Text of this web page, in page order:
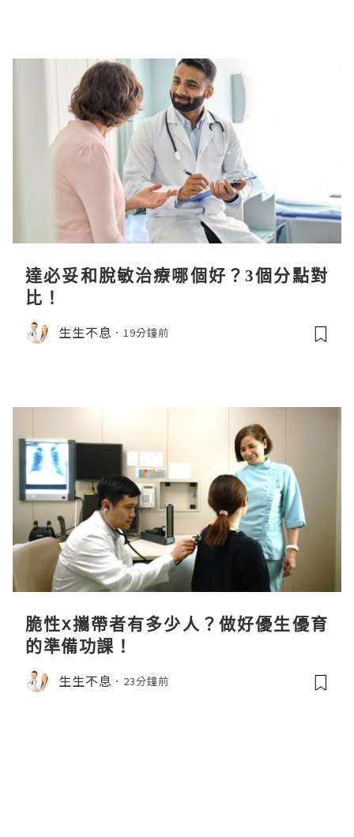
達必妥和脫敏治療哪個好？3個分點對
比！
生生不息 19分鐘前
脆性x攜帶者有多少人？做好優生優育
的準備功課！
生生不息 23分鐘前